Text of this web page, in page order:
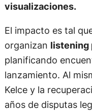
visualizaciones.
El impacto es tal
organizan listening
planificando
lanzamiento. Al
Kelce y la
años de disputas